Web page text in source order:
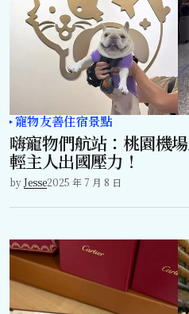
寵物友善住宿景點
嗨寵物們航站：桃園機
輕主人出國壓力！
byJesse2025 年 7 月 8 日